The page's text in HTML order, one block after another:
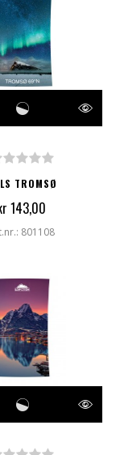
TROMSØ
143,00
801108